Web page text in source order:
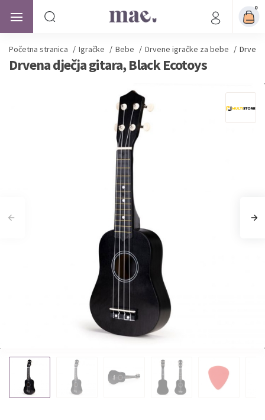
0
Početna stranica / Igračke / Bebe / Drvene igračke za bebe /
Drvena dječja gitara, Black Ecotoys